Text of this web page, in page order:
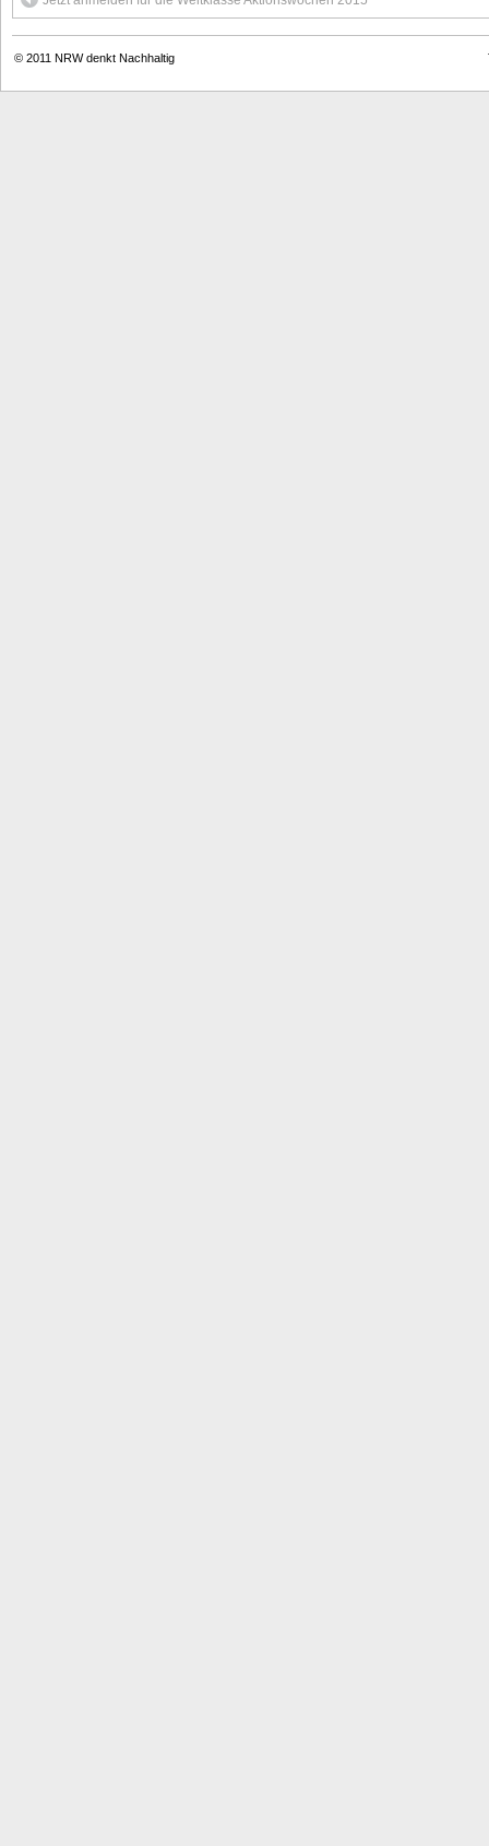
© 2011 NRW denkt Nachhaltig